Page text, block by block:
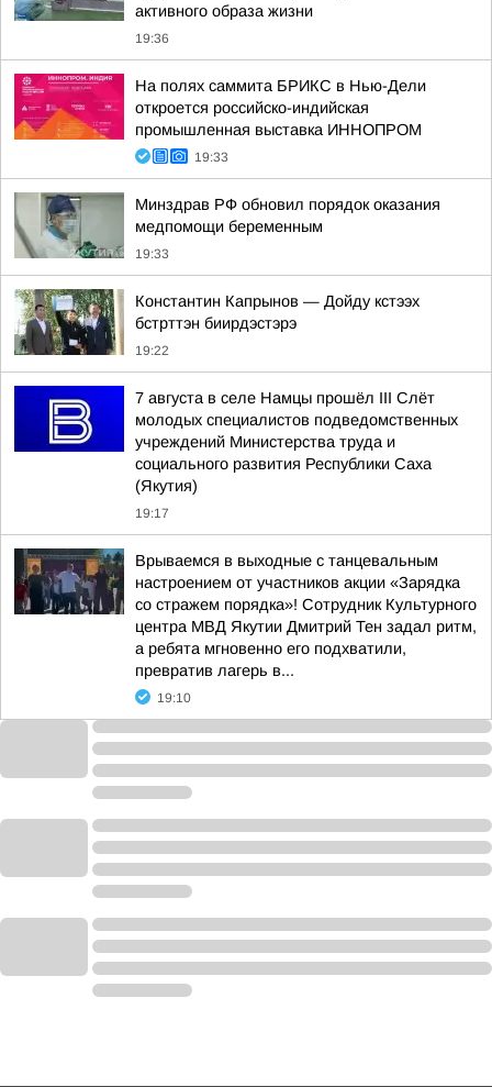
активного образа жизни
19:36
На полях саммита БРИКС в Нью-Дели
откроется российско-индийская
промышленная выставка ИННОПРОМ
19:33
Минздрав РФ обновил порядок оказания
медпомощи беременным
19:33
Константин Капрынов — Дойду кстээх
бстрттэн биирдэстэрэ
19:22
7 августа в селе Намцы прошёл III Слёт
молодых специалистов подведомственных
учреждений Министерства труда и
социального развития Республики Саха
(Якутия)
19:17
Врываемся в выходные с танцевальным
настроением от участников акции «Зарядка
со стражем порядка»! Сотрудник Культурного
центра МВД Якутии Дмитрий Тен задал ритм,
а ребята мгновенно его подхватили,
превратив лагерь в...
19:10